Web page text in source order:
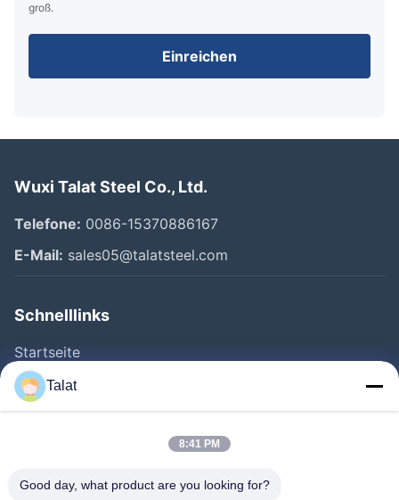
groß.
Einreichen
Wuxi Talat Steel Co., Ltd.
Telefone: 0086-15370886167
E-Mail: sales05@talatsteel.com
Schnelllinks
Startseite
Produkte
Über Uns
Qualitätskontrolle
Talat
8:41 PM
Good day, what product are you looking for?